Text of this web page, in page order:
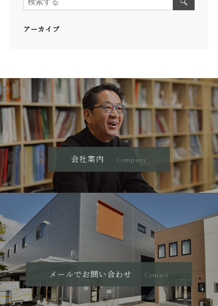
アーカイブ
会社案内 Company
メールでお問い合わせ Contact